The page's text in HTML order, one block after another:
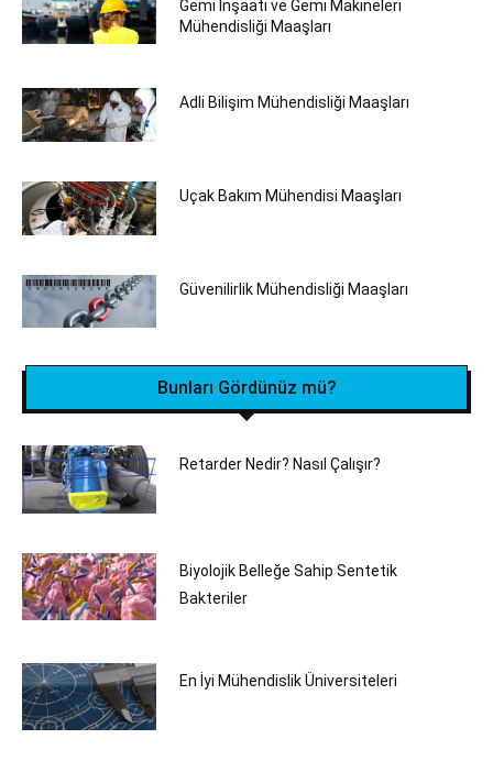
Gemi İnşaatı ve Gemi Makineleri
Mühendisliği Maaşları
Adli Bilişim Mühendisliği Maaşları
Uçak Bakım Mühendisi Maaşları
Güvenilirlik Mühendisliği Maaşları
Bunları Gördünüz mü?
Retarder Nedir? Nasıl Çalışır?
Biyolojik Belleğe Sahip Sentetik
Bakteriler
En İyi Mühendislik Üniversiteleri